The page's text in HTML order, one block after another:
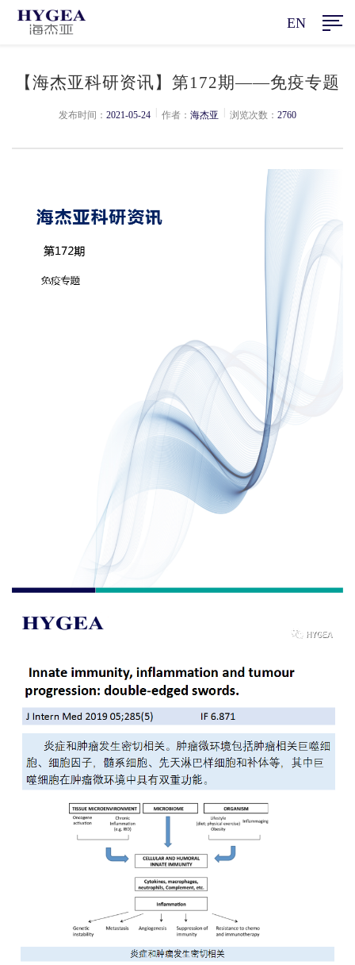
EN
【海杰亚科研资讯】第172期——免疫专题
发布时间： 2021-05-24 作者： 海杰亚 浏览次数： 2760